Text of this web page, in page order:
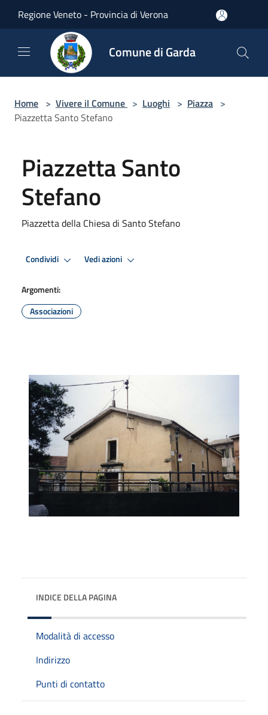
Regione Veneto - Provincia di Verona
Comune di Garda
Home > Vivere il Comune > Luoghi > Piazza >
Piazzetta Santo Stefano
Piazzetta Santo
Stefano
Piazzetta della Chiesa di Santo Stefano
Condividi Vedi azioni
Argomenti:
Associazioni
INDICE DELLA PAGINA
Modalità di accesso
Indirizzo
Punti di contatto